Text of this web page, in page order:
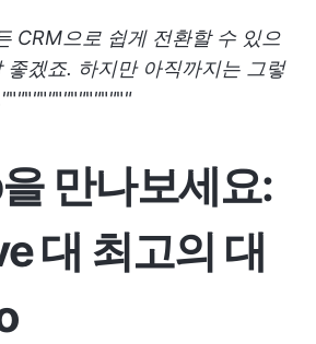
CRM으로 쉽게 전환할 수 있으
좋겠죠. 하지만 아직까지는 그렇
""""""""""""""""
만나보세요:
대 최고의 대